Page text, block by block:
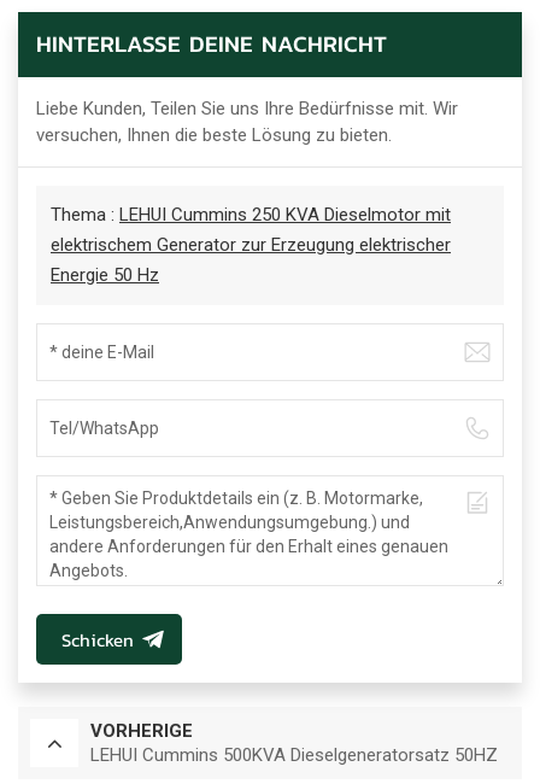
HINTERLASSE DEINE NACHRICHT
Liebe Kunden, Teilen Sie uns Ihre Bedürfnisse mit. Wir
versuchen, Ihnen die beste Lösung zu bieten.
Thema : LEHUI Cummins 250 KVA Dieselmotor mit
elektrischem Generator zur Erzeugung elektrischer
Energie 50 Hz
Schicken
VORHERIGE
LEHUI Cummins 500KVA Dieselgeneratorsatz 50HZ